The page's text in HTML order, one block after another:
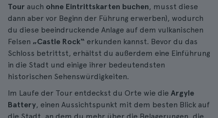
Tour auch ohne Eintrittskarten buchen, musst diese
dann aber vor Beginn der Führung erwerben), wodurch
du diese beeindruckende Anlage auf dem vulkanischen
Felsen „Castle Rock“ erkunden kannst. Bevor du das
Schloss betrittst, erhältst du außerdem eine Einführung
in die Stadt und einige ihrer bedeutendsten
historischen Sehenswürdigkeiten.
Im Laufe der Tour entdeckst du Orte wie die Argyle
Battery, einen Aussichtspunkt mit dem besten Blick auf